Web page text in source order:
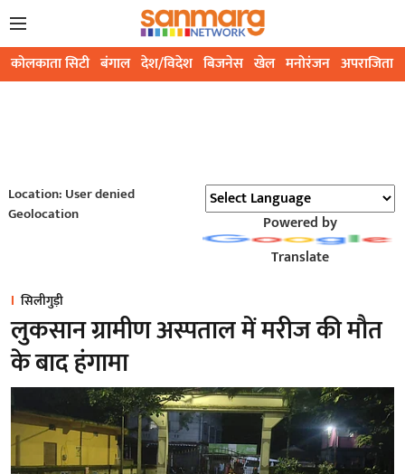
कोलकाता सिटी बंगाल देश/विदेश बिजनेस खेल मनोरंजन अपराजिता
Location: User denied
Geolocation
Powered by
Translate
सिलीगुड़ी
लुकसान ग्रामीण अस्पताल में मरीज की मौत
के बाद हंगामा